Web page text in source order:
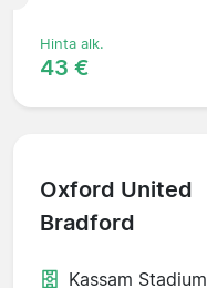
Hinta alk.
43 €
Oxford United
Bradford
Kassam Stadium